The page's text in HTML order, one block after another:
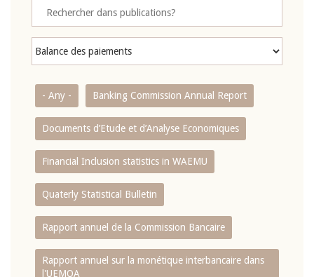
- Any - Banking Commission Annual Report
Documents d’Etude et d’Analyse Economiques
Financial Inclusion statistics in WAEMU
Quaterly Statistical Bulletin
Rapport annuel de la Commission Bancaire
Rapport annuel sur la monétique interbancaire dans
l'UEMOA